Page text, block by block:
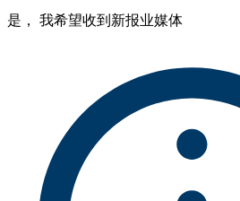
是， 我希望收到新报业媒体